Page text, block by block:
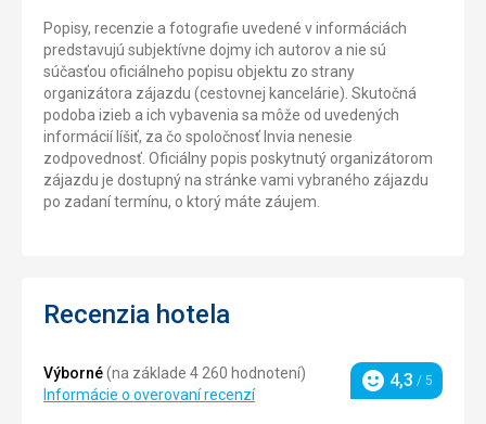
Popisy, recenzie a fotografie uvedené v informáciách
predstavujú subjektívne dojmy ich autorov a nie sú
súčasťou oficiálneho popisu objektu zo strany
organizátora zájazdu (cestovnej kancelárie). Skutočná
podoba izieb a ich vybavenia sa môže od uvedených
informácií líšiť, za čo spoločnosť Invia nenesie
zodpovednosť. Oficiálny popis poskytnutý organizátorom
zájazdu je dostupný na stránke vami vybraného zájazdu
po zadaní termínu, o ktorý máte záujem.
Recenzia hotela
Výborné(na základe 4 260 hodnotení)
Informácie o overovaní recenzí
Hodnotenie
4,3 / 5